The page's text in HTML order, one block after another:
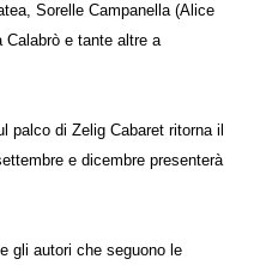
Sorelle Campanella (Alice
Calabrò e tante altre a
palco di Zelig Cabaret ritorna il
e dicembre presenterà
gli autori che seguono le